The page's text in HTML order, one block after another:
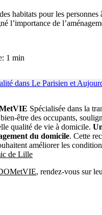
habitats pour les
l’importance de
1 min
Spécialisée dans la
être des occupants,
qualité de vie à domicile.
du domicile. Cette
améliorer les
de Lille
, rendez-vous sur